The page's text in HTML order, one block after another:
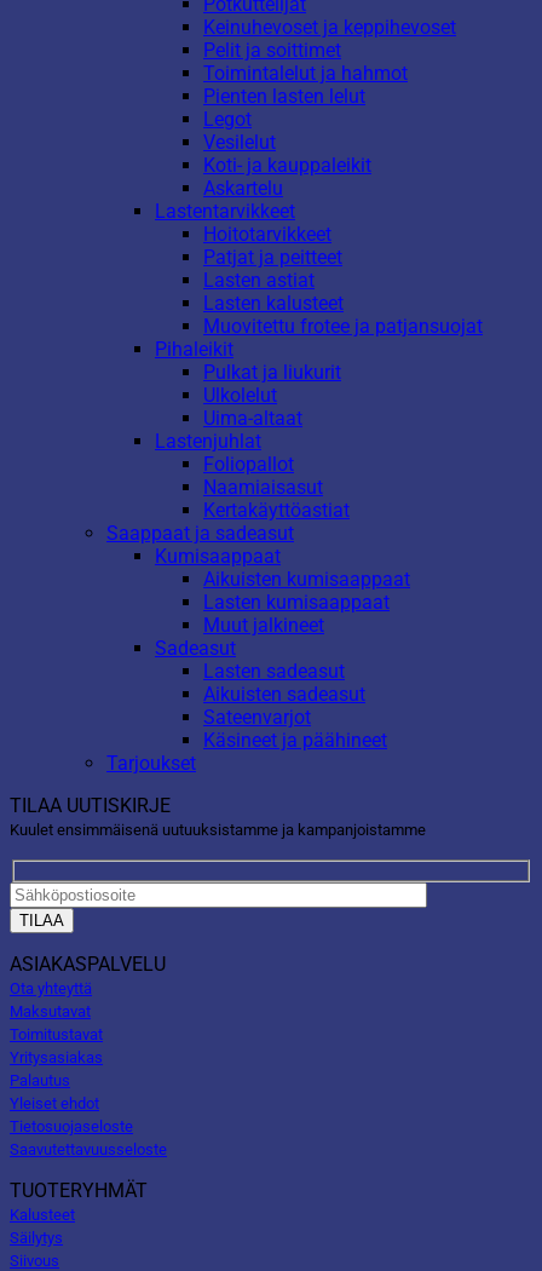
Keinuhevoset ja keppihevoset
Pelit ja soittimet
Toimintalelut ja hahmot
Pienten lasten lelut
Legot
Vesilelut
Koti- ja kauppaleikit
Askartelu
Lastentarvikkeet
Hoitotarvikkeet
Patjat ja peitteet
Lasten astiat
Lasten kalusteet
Muovitettu frotee ja patjansuojat
Pihaleikit
Pulkat ja liukurit
Ulkolelut
Uima-altaat
Lastenjuhlat
Foliopallot
Naamiaisasut
Kertakäyttöastiat
Saappaat ja sadeasut
Kumisaappaat
Aikuisten kumisaappaat
Lasten kumisaappaat
Muut jalkineet
Sadeasut
Lasten sadeasut
Aikuisten sadeasut
Sateenvarjot
Käsineet ja päähineet
Tarjoukset
TILAA UUTISKIRJE
Kuulet ensimmäisenä uutuuksistamme ja kampanjoistamme
ASIAKASPALVELU
Ota yhteyttä
Maksutavat
Toimitustavat
Yritysasiakas
Palautus
Yleiset ehdot
Tietosuojaseloste
Saavutettavuusseloste
TUOTERYHMÄT
Kalusteet
Säilytys
Siivous